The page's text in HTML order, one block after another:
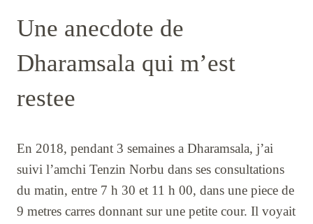
Une anecdote de
Dharamsala qui m’est
restee
En 2018, pendant 3 semaines a Dharamsala, j’ai
suivi l’amchi Tenzin Norbu dans ses consultations
du matin, entre 7 h 30 et 11 h 00, dans une piece de
9 metres carres donnant sur une petite cour. Il voyait